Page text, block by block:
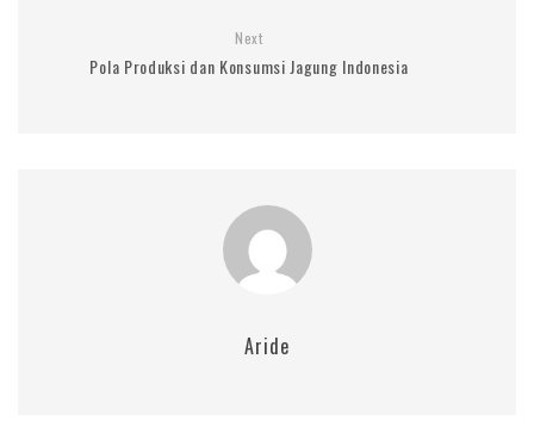
Next
Pola Produksi dan Konsumsi Jagung Indonesia
Aride